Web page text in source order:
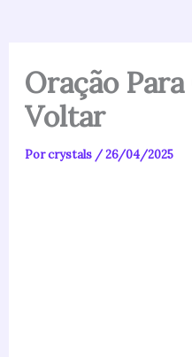
Oração
Voltar
Porcrystals /26/04/2025